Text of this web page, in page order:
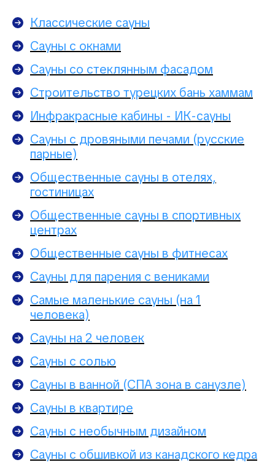
Классические сауны
Сауны с окнами
Сауны со стеклянным фасадом
Строительство турецких бань хаммам
Инфракрасные кабины - ИК-сауны
Сауны с дровяными печами (русские
парные)
Общественные сауны в отелях,
гостиницах
Общественные сауны в спортивных
центрах
Общественные сауны в фитнесах
Сауны для парения с вениками
Самые маленькие сауны (на 1
человека)
Сауны на 2 человек
Сауны с солью
Сауны в ванной (СПА зона в санузле)
Сауны в квартире
Сауны с необычным дизайном
Сауны с обшивкой из канадского кедра